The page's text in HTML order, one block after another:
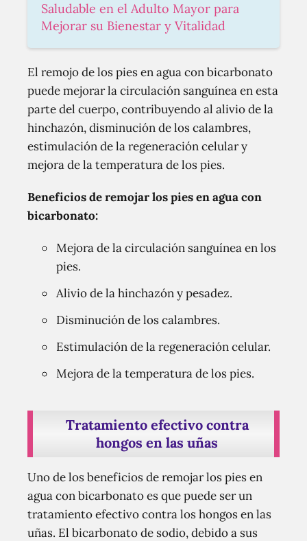
Saludable en el Adulto Mayor para
Mejorar su Bienestar y Vitalidad
El remojo de los pies en agua con bicarbonato
puede mejorar la circulación sanguínea en esta
parte del cuerpo, contribuyendo al alivio de la
hinchazón, disminución de los calambres,
estimulación de la regeneración celular y
mejora de la temperatura de los pies.
Beneficios de remojar los pies en agua con
bicarbonato:
Mejora de la circulación sanguínea en los
pies.
Alivio de la hinchazón y pesadez.
Disminución de los calambres.
Estimulación de la regeneración celular.
Mejora de la temperatura de los pies.
Tratamiento efectivo contra
hongos en las uñas
Uno de los beneficios de remojar los pies en
agua con bicarbonato es que puede ser un
tratamiento efectivo contra los hongos en las
uñas. El bicarbonato de sodio, debido a sus